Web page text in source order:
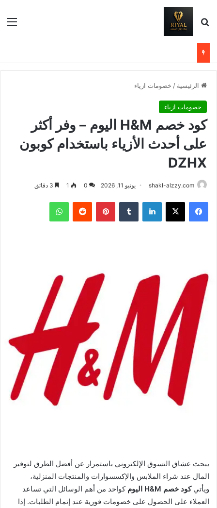
بحث عن
الرئيسية / خصومات ازياء
خصومات ازياء
كود خصم H&M اليوم – وفر أكثر
على أحدث الأزياء باستخدام كوبون
DZHX
shakl-alzzy.com يونيو 11, 2026 0
1
فيسبوك X لينكدإن بينتيريست واتساب
يبحث عشاق التسوق الإلكتروني باستمرار عن أفضل الطرق لتوفير
المال عند شراء الملابس والإكسسوارات والمنتجات المنزلية،
ويأتيكود خصم H&M اليوم
كواحد من أهم الوسائل التي تساعد
العملاء على الحصول على خصومات فورية عند إتمام الطلبات. إذا